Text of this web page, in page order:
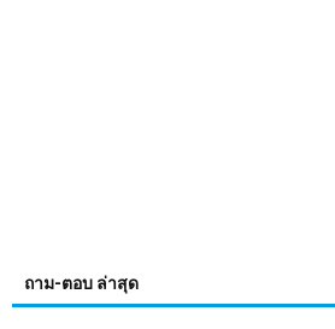
ถาม-ตอบ ล่าสุด